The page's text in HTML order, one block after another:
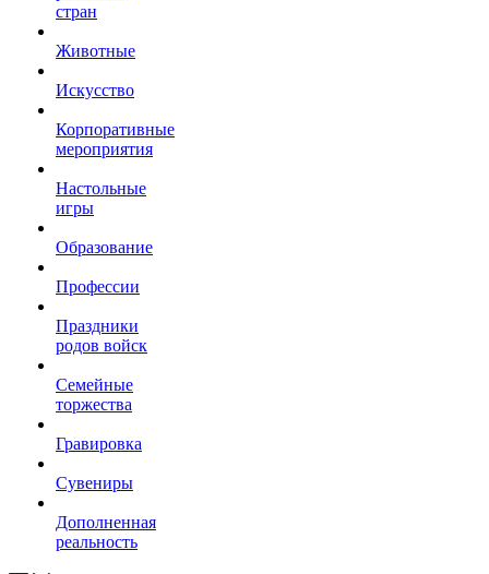
стран
Животные
Искусство
Корпоративные
мероприятия
Настольные
игры
Образование
Профессии
Праздники
родов войск
Семейные
торжества
Гравировка
Сувениры
Дополненная
реальность